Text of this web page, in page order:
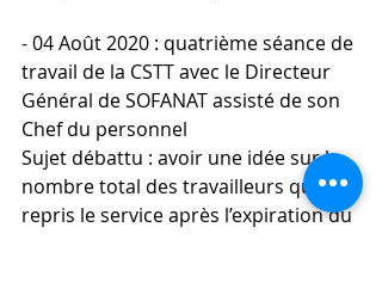
- 04 Août 2020 : quatrième séance de
travail de la CSTT avec le Directeur
Général de SOFANAT assisté de son
Chef du personnel
Sujet débattu : avoir une idée sur le
nombre total des travailleurs qui ont
repris le service après l’expiration du